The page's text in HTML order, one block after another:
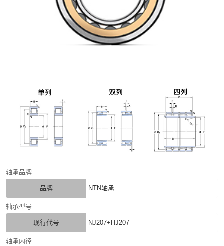
轴承品牌
品牌 NTN轴承
轴承型号
现行代号 NJ207+HJ207
轴承内径